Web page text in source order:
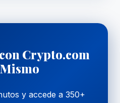
Crypto.com
y accede a 350+